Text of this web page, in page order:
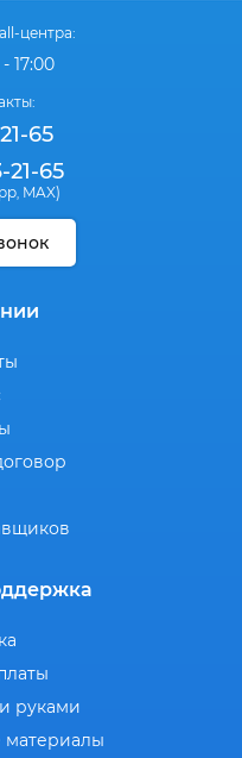
центра:
17:00
65
21-65
, MAX)
руками
материалы